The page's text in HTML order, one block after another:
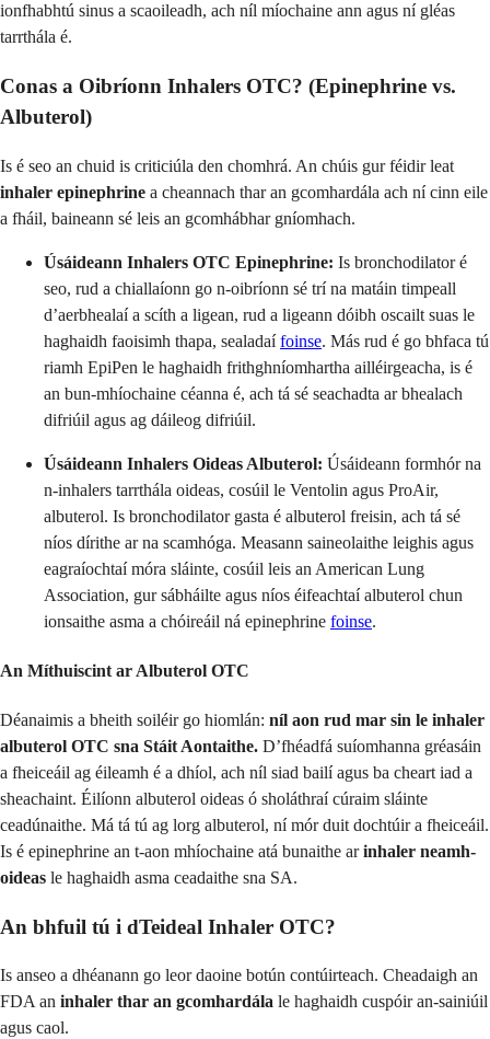
ionfhabhtú sinus a scaoileadh, ach níl míochaine ann agus ní gléas
tarrthála é.
Conas a Oibríonn Inhalers OTC? (Epinephrine vs.
Albuterol)
Is é seo an chuid is criticiúla den chomhrá. An chúis gur féidir leat
inhaler epinephrine a cheannach thar an gcomhardála ach ní cinn eile
a fháil, baineann sé leis an gcomhábhar gníomhach.
Úsáideann Inhalers OTC Epinephrine: Is bronchodilator é
seo, rud a chiallaíonn go n-oibríonn sé trí na matáin timpeall
d’aerbhealaí a scíth a ligean, rud a ligeann dóibh oscailt suas le
haghaidh faoisimh thapa, sealadaífoinse. Más rud é go bhfaca tú
riamh EpiPen le haghaidh frithghníomhartha ailléirgeacha, is é
an bun-mhíochaine céanna é, ach tá sé seachadta ar bhealach
difriúil agus ag dáileog difriúil.
Úsáideann Inhalers Oideas Albuterol: Úsáideann formhór na
n-inhalers tarrthála oideas, cosúil le Ventolin agus ProAir,
albuterol. Is bronchodilator gasta é albuterol freisin, ach tá sé
níos dírithe ar na scamhóga. Measann saineolaithe leighis agus
eagraíochtaí móra sláinte, cosúil leis an American Lung
Association, gur sábháilte agus níos éifeachtaí albuterol chun
ionsaithe asma a chóireáil ná epinephrine foinse.
An Míthuiscint ar Albuterol OTC
Déanaimis a bheith soiléir go hiomlán: níl aon rud mar sin le inhaler
albuterol OTC sna Stáit Aontaithe. D’fhéadfá suíomhanna gréasáin
a fheiceáil ag éileamh é a dhíol, ach níl siad bailí agus ba cheart iad a
sheachaint. Éilíonn albuterol oideas ó sholáthraí cúraim sláinte
ceadúnaithe. Má tá tú ag lorg albuterol, ní mór duit dochtúir a fheiceáil.
Is é epinephrine an t-aon mhíochaine atá bunaithe arinhaler neamh-
oideas le haghaidh asma ceadaithe sna SA.
An bhfuil tú i dTeideal Inhaler OTC?
Is anseo a dhéanann go leor daoine botún contúirteach. Cheadaigh an
FDA an inhaler thar an gcomhardála le haghaidh cuspóir an-sainiúil
agus caol.